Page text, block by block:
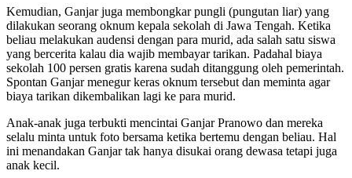
Kemudian, Ganjar juga membongkar pungli (pungutan liar) yang
dilakukan seorang oknum kepala sekolah di Jawa Tengah. Ketika
beliau melakukan audensi dengan para murid, ada salah satu siswa
yang bercerita kalau dia wajib membayar tarikan. Padahal biaya
sekolah 100 persen gratis karena sudah ditanggung oleh pemerintah.
Spontan Ganjar menegur keras oknum tersebut dan meminta agar
biaya tarikan dikembalikan lagi ke para murid.
Anak-anak juga terbukti mencintai Ganjar Pranowo dan mereka
selalu minta untuk foto bersama ketika bertemu dengan beliau. Hal
ini menandakan Ganjar tak hanya disukai orang dewasa tetapi juga
anak kecil.